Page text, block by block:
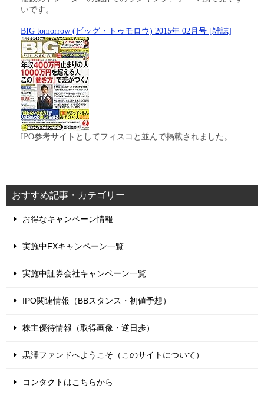
いです。
BIG tomorrow (ビッグ・トゥモロウ) 2015年 02月号 [雑誌]
IPO参考サイトとしてフィスコと並んで掲載されました。
おすすめ記事・カテゴリー
お得なキャンペーン情報
実施中FXキャンペーン一覧
実施中証券会社キャンペーン一覧
IPO関連情報（BBスタンス・初値予想）
株主優待情報（取得画像・逆日歩）
黒澤ファンドへようこそ（このサイトについて）
コンタクトはこちらから